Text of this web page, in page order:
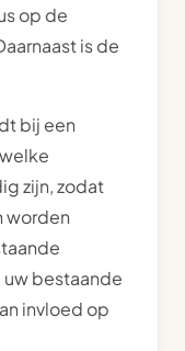
op de
is de
bij een
zijn, zodat
worden
bestaande
invloed op